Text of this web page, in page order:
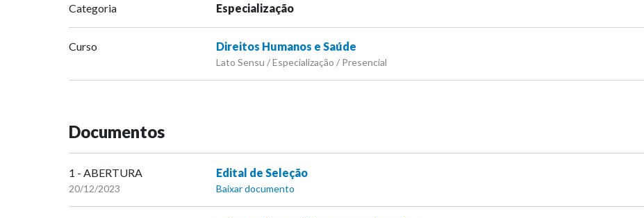
Categoria Especialização
Curso Direitos Humanos e Saúde
Lato Sensu / Especialização / Presencial
Documentos
1 - ABERTURA
20/12/2023
Edital de Seleção
Baixar documento